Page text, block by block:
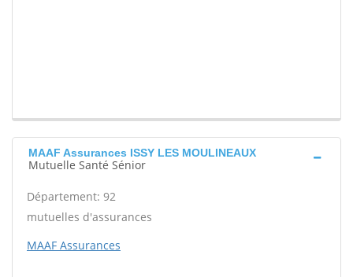
MAAF Assurances ISSY LES MOULINEAUX
Mutuelle Santé Sénior
Département: 92
mutuelles d'assurances
MAAF Assurances